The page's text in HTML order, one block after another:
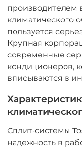
производителем
климатического
пользуется
Крупная
современные
кондиционеров,
вписываются в
Сплит-системы
надежность в